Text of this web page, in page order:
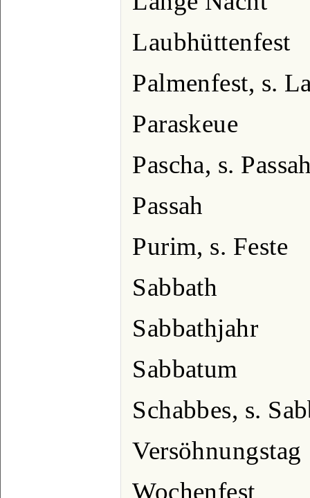
Laubhüttenfest
Palmenfest, s.
Paraskeue
Pascha, s.
Passah
Purim, s. Feste
Sabbath
Sabbathjahr
Sabbatum
Schabbes, s.
Versöhnungstag
Wochenfest